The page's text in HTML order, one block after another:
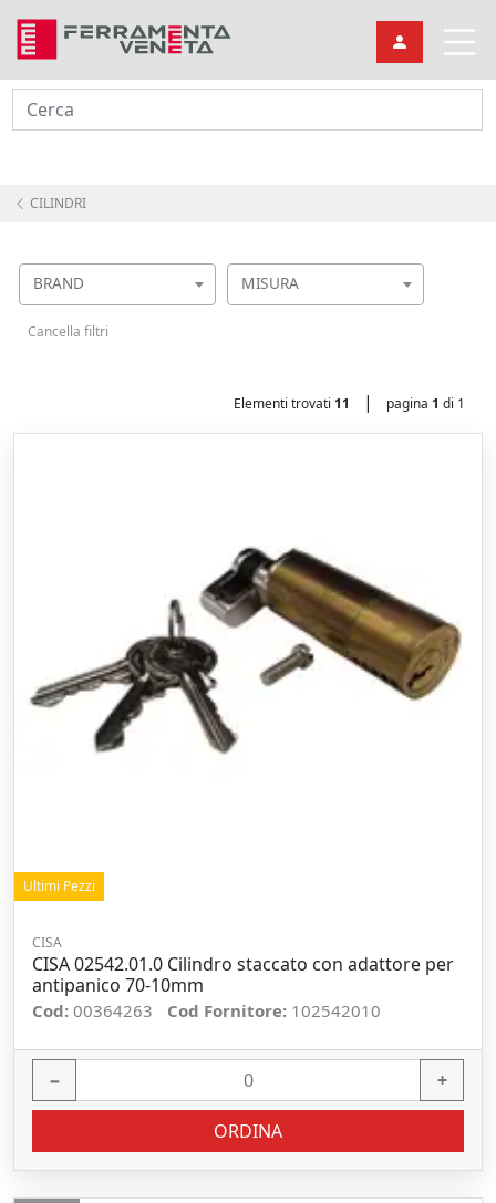
Cerca
CILINDRI
BRAND MISURA
Cancella filtri
Elementi trovati 11 | pagina 1 di 1
Ultimi Pezzi
CISA
CISA 02542.01.0 Cilindro staccato con adattore per
antipanico 70-10mm
Cod: 00364263 Cod Fornitore: 102542010
− +
ORDINA